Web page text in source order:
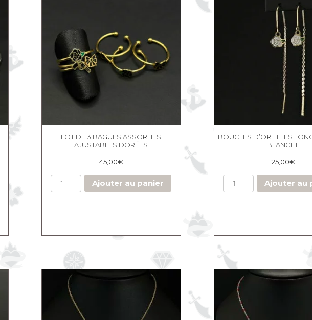
LOT DE 3 BAGUES ASSORTIES
AJUSTABLES DORÉES
45,00€
Ajouter au panier
BOUCLES D’OREILLES
BLANCHE
25,00€
Ajouter au